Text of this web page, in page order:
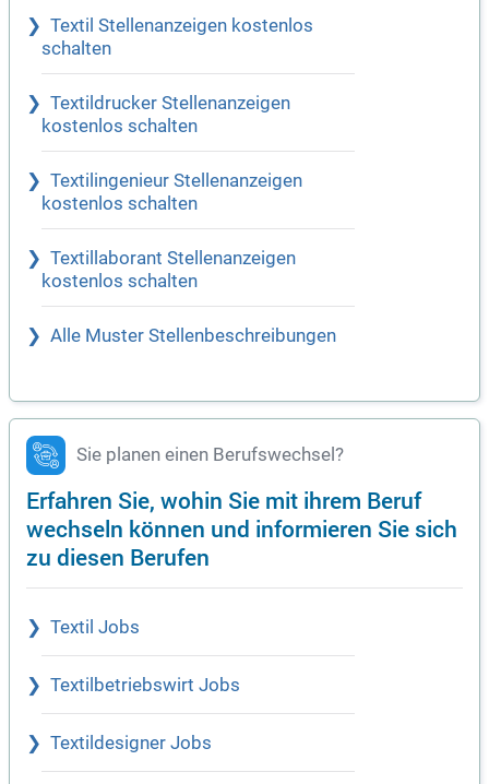
Textil Stellenanzeigen kostenlos
schalten
Textildrucker Stellenanzeigen
kostenlos schalten
Textilingenieur Stellenanzeigen
kostenlos schalten
Textillaborant Stellenanzeigen
kostenlos schalten
Alle Muster Stellenbeschreibungen
Sie planen einen Berufswechsel?
Erfahren Sie, wohin Sie mit ihrem Beruf
wechseln können und informieren Sie sich
zu diesen Berufen
Textil Jobs
Textilbetriebswirt Jobs
Textildesigner Jobs